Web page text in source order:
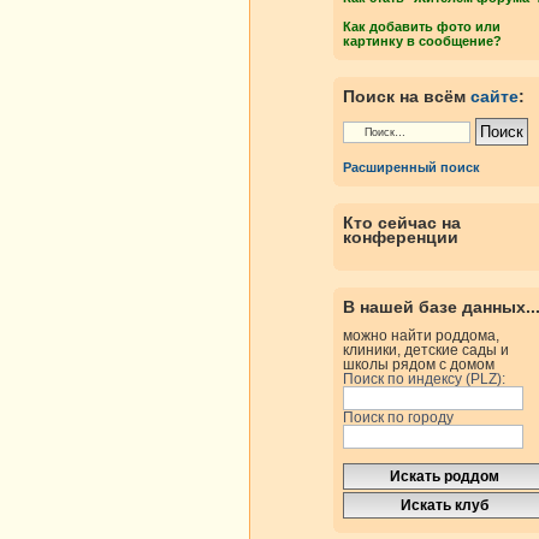
Как добавить фото или
картинку в сообщение?
Поиск на всём сайте:
Расширенный поиск
Кто сейчас на
конференции
В нашей базе данных...
можно найти роддома,
клиники, детские сады и
школы рядом с домом
Поиск по индексу (PLZ):
Поиск по городу